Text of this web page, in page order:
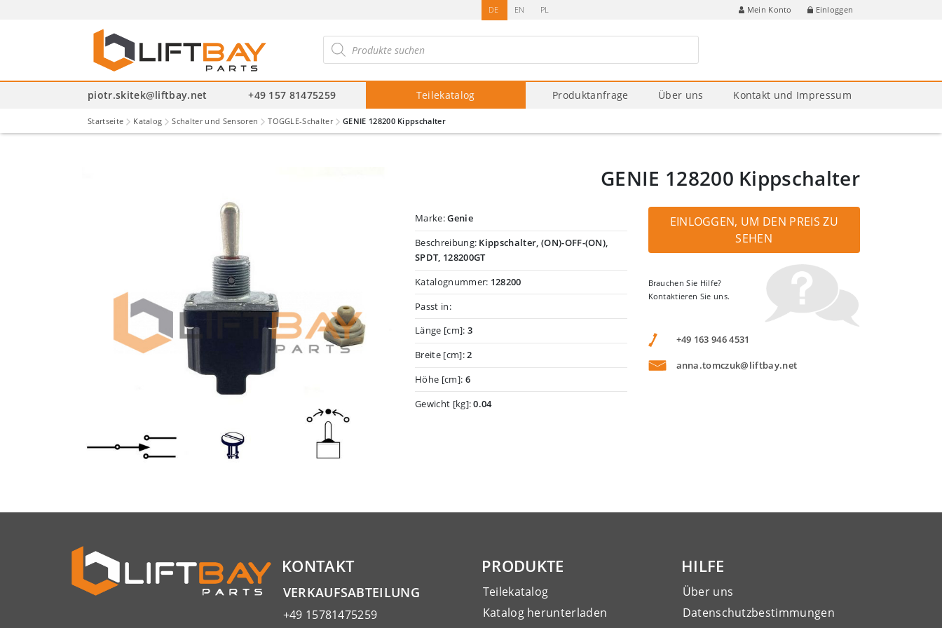
DE EN PL Mein Konto Einloggen
search
piotr.skitek@liftbay.net +49 157 81475259 Teilekatalog Produktanfrage Über uns Kontakt und Impressum
Startseite Katalog Schalter und Sensoren TOGGLE-Schalter GENIE 128200 Kippschalter
GENIE 128200 Kippschalter
Marke:Genie
Beschreibung: Kippschalter, (ON)-OFF-(ON),
SPDT, 128200GT
Katalognummer: 128200
Passt in:
Länge [cm]: 3
Breite [cm]:2
Höhe [cm]: 6
Gewicht [kg]:0.04
EINLOGGEN, UM DEN PREIS ZU
SEHEN
Brauchen Sie Hilfe?
Kontaktieren Sie uns.
+49 163 946 4531
anna.tomczuk@liftbay.net
KONTAKT
VERKAUFSABTEILUNG
+49 15781475259
PRODUKTE
Teilekatalog
Katalog herunterladen
HILFE
Über uns
Datenschutzbestimmungen